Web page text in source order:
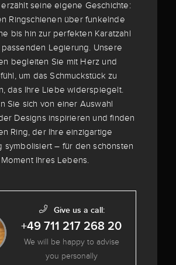
seine eigene Geschichte:
Ringschienen über funkelnde
bis hin zur perfekten Karatzahl
Legierung. Unsere
begleiten Sie mit Herz und
um das Schmuckstück zu
das Ihre Liebe widerspiegelt.
Sie sich von einer Auswahl
Designs inspirieren und finden
Ring, der Ihre einzigartige
symbolisiert – für den schönsten
Moment Ihres Lebens.
Give us a call:
+49 711 217 268 20
We will be happy to advise
you personally